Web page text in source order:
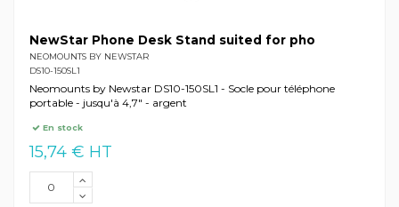
NewStar Phone Desk Stand suited for pho
NEOMOUNTS BY NEWSTAR
DS10-150SL1
Neomounts by Newstar DS10-150SL1 - Socle pour téléphone
portable - jusqu'à 4,7" - argent
En stock
15,74 € HT